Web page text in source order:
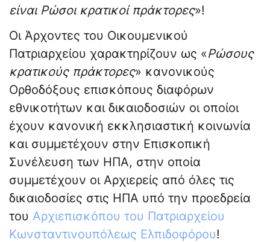
είναι Ρώσοι κρατικοί πράκτορες»!
Οι Άρχοντες του Οικουμενικού
Πατριαρχείου χαρακτηρίζουν ως «Ρώσους
κρατικούς πράκτορες» κανονικούς
Ορθοδόξους επισκόπους διαφόρων
εθνικοτήτων και δικαιοδοσιών οι οποίοι
έχουν κανονική εκκλησιαστική κοινωνία
και συμμετέχουν στην Επισκοπική
Συνέλευση των ΗΠΑ, στην οποία
συμμετέχουν οι Αρχιερείς από όλες τις
δικαιοδοσίες στις ΗΠΑ υπό την προεδρεία
του Αρχιεπισκόπου του Πατριαρχείου
Κωνσταντινουπόλεως Ελπιδοφόρου!